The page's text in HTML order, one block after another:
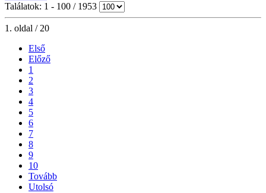
Találatok: 1 - 100 / 1953
1. oldal / 20
Első
Előző
1
2
3
4
5
6
7
8
9
10
Tovább
Utolsó